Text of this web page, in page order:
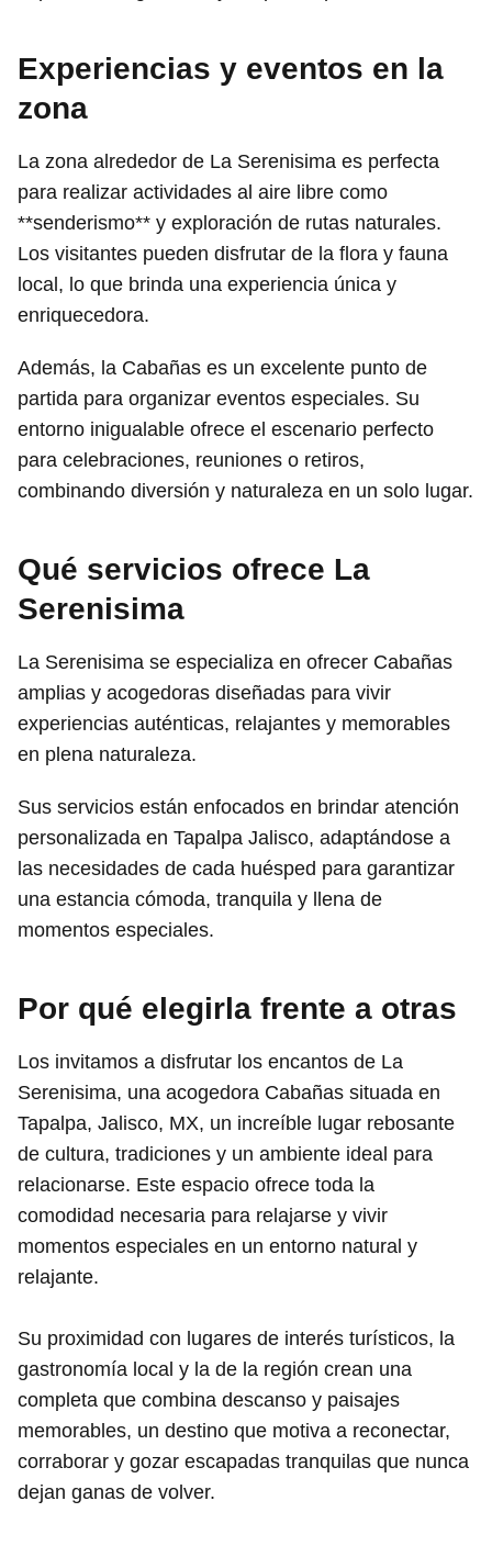
Experiencias y eventos en la
zona
La zona alrededor de La Serenisima es perfecta
para realizar actividades al aire libre como
**senderismo** y exploración de rutas naturales.
Los visitantes pueden disfrutar de la flora y fauna
local, lo que brinda una experiencia única y
enriquecedora.
Además, la Cabañas es un excelente punto de
partida para organizar eventos especiales. Su
entorno inigualable ofrece el escenario perfecto
para celebraciones, reuniones o retiros,
combinando diversión y naturaleza en un solo lugar.
Qué servicios ofrece La
Serenisima
La Serenisima se especializa en ofrecer Cabañas
amplias y acogedoras diseñadas para vivir
experiencias auténticas, relajantes y memorables
en plena naturaleza.
Sus servicios están enfocados en brindar atención
personalizada en Tapalpa Jalisco, adaptándose a
las necesidades de cada huésped para garantizar
una estancia cómoda, tranquila y llena de
momentos especiales.
Por qué elegirla frente a otras
Los invitamos a disfrutar los encantos de La
Serenisima, una acogedora Cabañas situada en
Tapalpa, Jalisco, MX, un increíble lugar rebosante
de cultura, tradiciones y un ambiente ideal para
relacionarse. Este espacio ofrece toda la
comodidad necesaria para relajarse y vivir
momentos especiales en un entorno natural y
relajante.
Su proximidad con lugares de interés turísticos, la
gastronomía local y la de la región crean una
completa que combina descanso y paisajes
memorables, un destino que motiva a reconectar,
corraborar y gozar escapadas tranquilas que nunca
dejan ganas de volver.